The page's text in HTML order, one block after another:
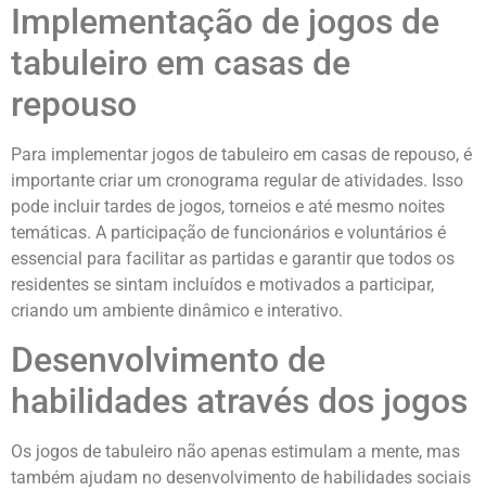
Implementação de jogos de
tabuleiro em casas de
repouso
Para implementar jogos de tabuleiro em casas de repouso, é
importante criar um cronograma regular de atividades. Isso
pode incluir tardes de jogos, torneios e até mesmo noites
temáticas. A participação de funcionários e voluntários é
essencial para facilitar as partidas e garantir que todos os
residentes se sintam incluídos e motivados a participar,
criando um ambiente dinâmico e interativo.
Desenvolvimento de
habilidades através dos jogos
Os jogos de tabuleiro não apenas estimulam a mente, mas
também ajudam no desenvolvimento de habilidades sociais